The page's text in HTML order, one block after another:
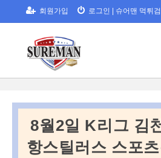
to
회원가입 로그인 슈어맨 먹튀
8월2일 K리그 김
항스틸러스 스포